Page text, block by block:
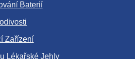
Baterií
Zařízení
Lékařské Jehly